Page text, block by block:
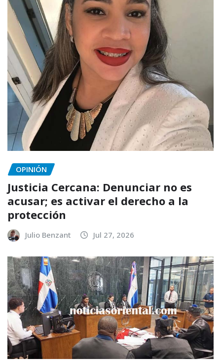
OPINIÓN
Justicia Cercana: Denunciar no es
acusar; es activar el derecho a la
protección
Julio Benzant Jul 27, 2026